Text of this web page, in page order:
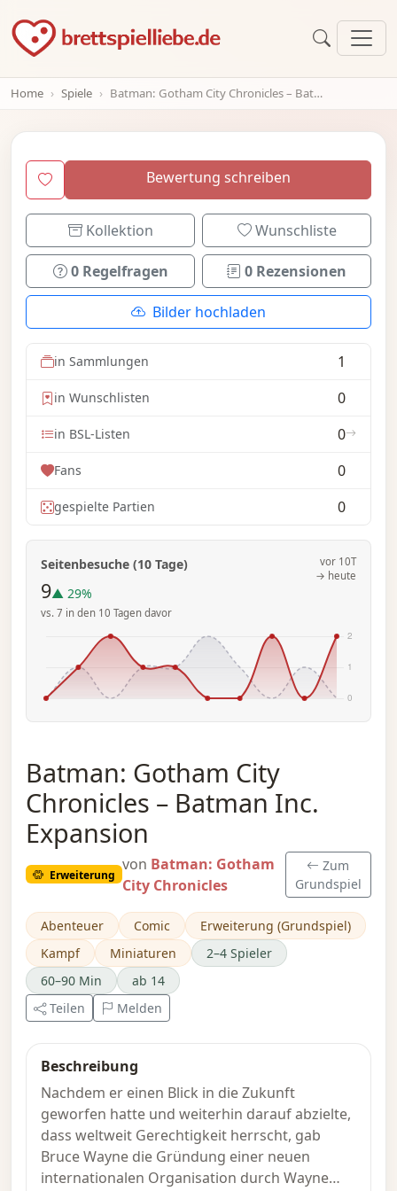
Home Spiele Batman: Gotham City Chronicles – Batman Inc. Expansion
Bewertung schreiben
Kollektion Wunschliste
0 Regelfragen 0 Rezensionen
Bilder hochladen
in Sammlungen 1
in Wunschlisten 0
in BSL-Listen 0
Fans 0
gespielte Partien 0
Seitenbesuche (10 Tage)
9▲ 29%
vs. 7 in den 10 Tagen davor
vor 10T
→ heute
Batman: Gotham City
Chronicles – Batman Inc.
Expansion
Erweiterung
von Batman: Gotham
City Chronicles
Zum
Grundspiel
Abenteuer Comic
Erweiterung (Grundspiel)
Kampf
Miniaturen
2–4 Spieler
60–90 Min
ab 14
Teilen
Melden
Beschreibung
Nachdem er einen Blick in die Zukunft
geworfen hatte und weiterhin darauf abzielte,
dass weltweit Gerechtigkeit herrscht, gab
Bruce Wayne die Gründung einer neuen
internationalen Organisation durch Wayne